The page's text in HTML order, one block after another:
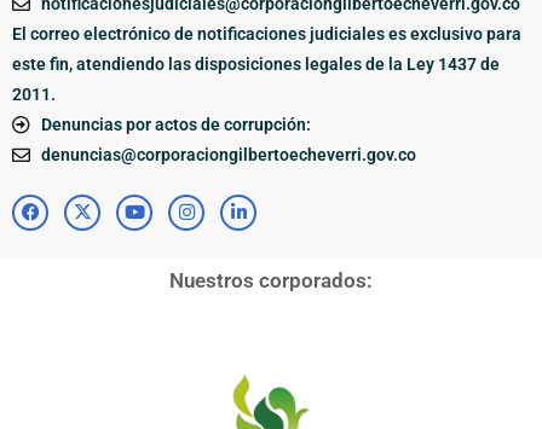
El correo electrónico de notificaciones judiciales es exclusivo para
este fin, atendiendo las disposiciones legales de la Ley 1437 de
2011.
Denuncias por actos de corrupción:
denuncias@corporaciongilbertoecheverri.gov.co
Nuestros corporados: